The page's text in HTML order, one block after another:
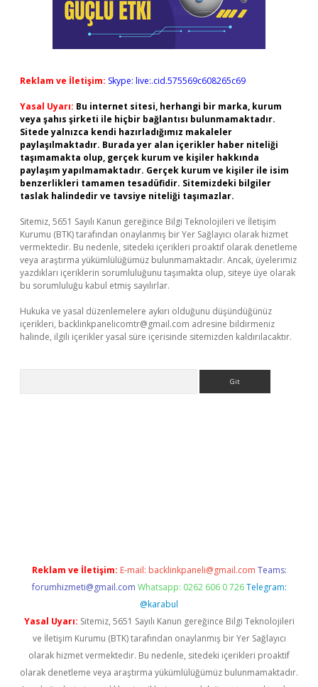
Reklam ve İletişim: Skype: live:.cid.575569c608265c69
Yasal Uyarı: Bu internet sitesi, herhangi bir marka, kurum
veya şahıs şirketi ile hiçbir bağlantısı bulunmamaktadır.
Sitede yalnızca kendi hazırladığımız makaleler
paylaşılmaktadır. Burada yer alan içerikler haber niteliği
taşımamakta olup, gerçek kurum ve kişiler hakkında
paylaşım yapılmamaktadır. Gerçek kurum ve kişiler ile isim
benzerlikleri tamamen tesadüfidir. Sitemizdeki bilgiler
taslak halindedir ve tavsiye niteliği taşımazlar.
Sitemiz, 5651 Sayılı Kanun gereğince Bilgi Teknolojileri ve İletişim
Kurumu (BTK) tarafından onaylanmış bir Yer Sağlayıcı olarak hizmet
vermektedir. Bu nedenle, sitedeki içerikleri proaktif olarak denetleme
veya araştırma yükümlülüğümüz bulunmamaktadır. Ancak, üyelerimiz
yazdıkları içeriklerin sorumluluğunu taşımakta olup, siteye üye olarak
bu sorumluluğu kabul etmiş sayılırlar.
Hukuka ve yasal düzenlemelere aykırı olduğunu düşündüğünüz
içerikleri, backlinkpanelicomtr@gmail.com adresine bildirmeniz
halinde, ilgili içerikler yasal süre içerisinde sitemizden kaldırılacaktır.
Reklam ve İletişim: E-mail: backlinkpaneli@gmail.com Teams:
forumhizmeti@gmail.com Whatsapp: 0262 606 0 726 Telegram:
@karabul
Yasal Uyarı: Sitemiz, 5651 Sayılı Kanun gereğince Bilgi Teknolojileri
ve İletişim Kurumu (BTK) tarafından onaylanmış bir Yer Sağlayıcı
olarak hizmet vermektedir. Bu nedenle, sitedeki içerikleri proaktif
olarak denetleme veya araştırma yükümlülüğümüz bulunmamaktadır.